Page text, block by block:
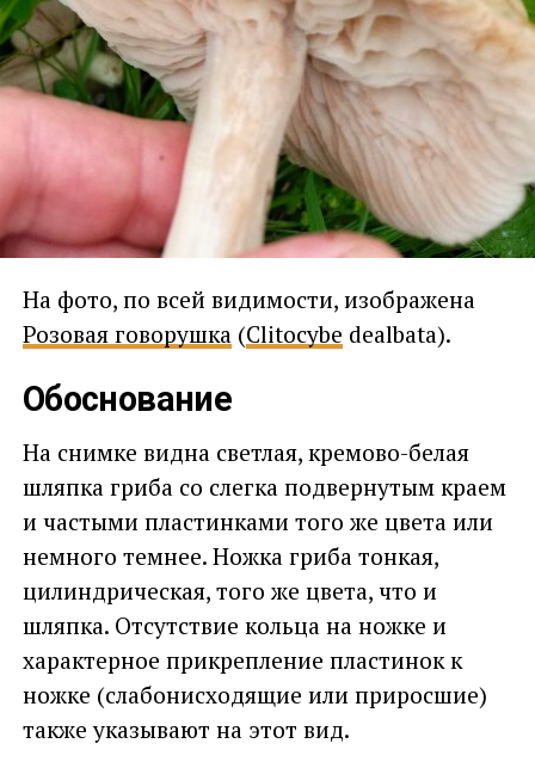
На фото, по всей видимости, изображена
Розовая говорушка (Clitocybe dealbata).
Обоснование
На снимке видна светлая, кремово-белая
шляпка гриба со слегка подвернутым краем
и частыми пластинками того же цвета или
немного темнее. Ножка гриба тонкая,
цилиндрическая, того же цвета, что и
шляпка. Отсутствие кольца на ножке и
характерное прикрепление пластинок к
ножке (слабонисходящие или приросшие)
также указывают на этот вид.